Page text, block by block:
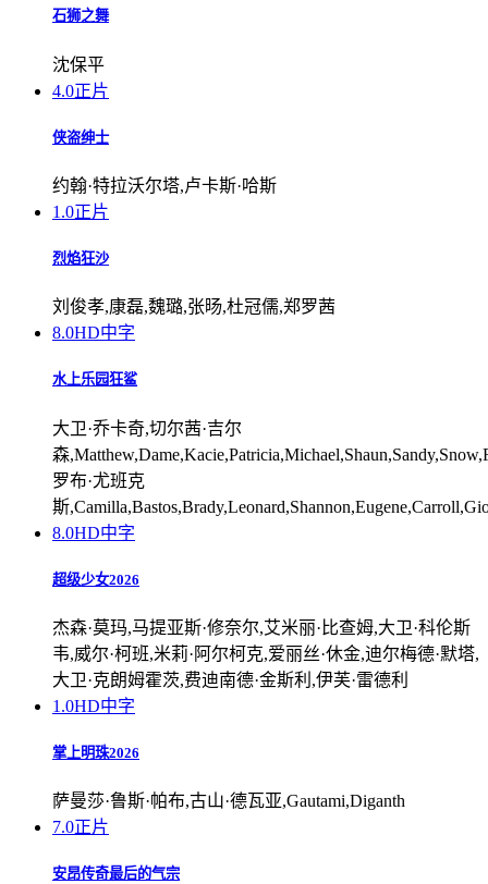
石狮之舞
沈保平
4.0正片
侠盗绅士
约翰·特拉沃尔塔,卢卡斯·哈斯
1.0正片
烈焰狂沙
刘俊孝,康磊,魏璐,张旸,杜冠儒,郑罗茜
8.0HD中字
水上乐园狂鲨
大卫·乔卡奇,切尔茜·吉尔
森
罗布·尤班克
斯
8.0HD中字
超级少女2026
杰森·莫玛,马提亚斯·修奈尔,艾米丽·比查姆,大卫·科伦斯
韦,威尔·柯班,米莉·阿尔柯克,爱丽丝·休金,迪尔梅德·默塔,
大卫·克朗姆霍茨,费迪南德·金斯利,伊芙·雷德利
1.0HD中字
掌上明珠2026
萨曼莎·鲁斯·帕布,古山·德瓦亚,Gautami,Diganth
7.0正片
安昂传奇最后的气宗